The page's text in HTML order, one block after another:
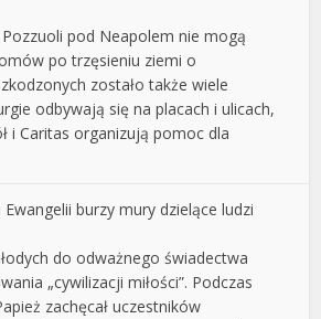
pod Neapolem nie mogą
po trzęsieniu ziemi o
zostało także wiele
odbywają się na placach i ulicach,
i Caritas organizują pomoc dla
burzy mury dzielące ludzi
do odważnego świadectwa
„cywilizacji miłości”. Podczas
zachęcał uczestników